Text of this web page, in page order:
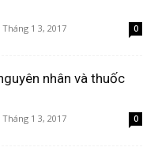
Tháng 1 3, 2017 0
nhân và thuốc
Tháng 1 3, 2017 0